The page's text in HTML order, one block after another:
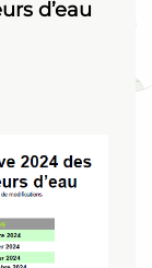
d’eau